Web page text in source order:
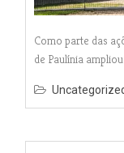
Como parte das
de Paulínia